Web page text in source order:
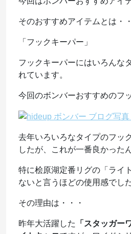
そのおすすめアイテムとは・
「フックキーパー」
フックキーパーにはいろんな
れています。
今回のボンバーおすすめのフ
去年いろいろなタイプのフッ
したが、これが一番良かった
特に桧原湖定番リグの「ライ
ないと言うほどの使用感でした
その理由は・・・
昨年大活躍した 「スタッガー